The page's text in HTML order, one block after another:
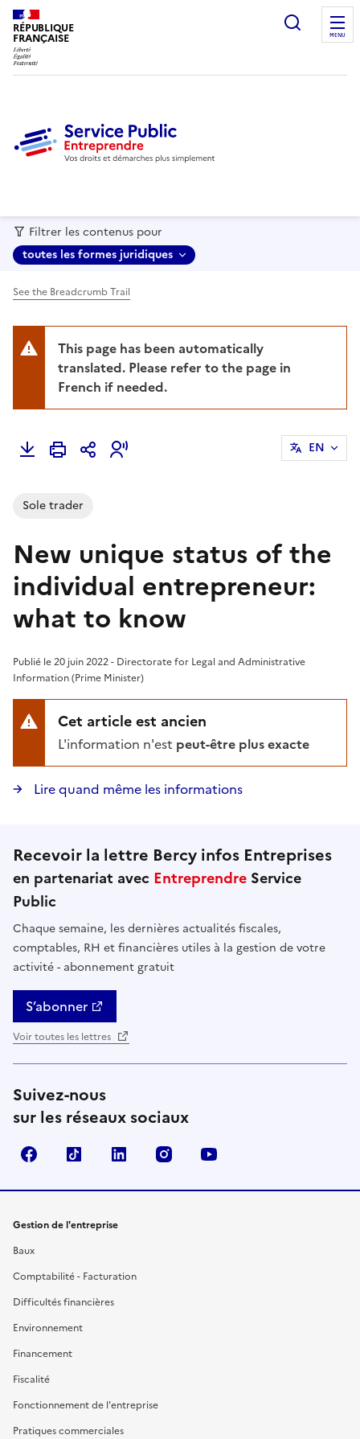
RÉPUBLIQUE
FRANÇAISE MENU
Filtrer les contenus pour
toutes les formes juridiques
See the Breadcrumb Trail
This page has been automatically
translated. Please refer to the page in
French if needed.
EN
Sole trader
New unique status of the
individual entrepreneur:
what to know
Publié le 20 juin 2022 - Directorate for Legal and Administrative
Information (Prime Minister)
Cet article est ancien
L'information n'est peut-être plus exacte
Lire quand même les informations
Recevoir la lettre Bercy infos Entreprises
en partenariat avec Entreprendre Service
Public
Chaque semaine, les dernières actualités fiscales,
comptables, RH et financières utiles à la gestion de votre
activité - abonnement gratuit
S’abonner
Voir toutes les lettres
Suivez-nous
sur les réseaux sociaux
FacebookTikTok Linkedin Instagram
Gestion de l'entreprise
Baux
Comptabilité - Facturation
Difficultés financières
Environnement
Financement
Fiscalité
Fonctionnement de l'entreprise
Pratiques commerciales